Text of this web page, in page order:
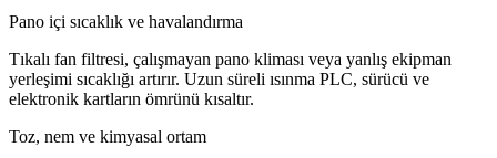
Pano içi sıcaklık ve havalandırma
Tıkalı fan filtresi, çalışmayan pano kliması veya yanlış ekipman
yerleşimi sıcaklığı artırır. Uzun süreli ısınma PLC, sürücü ve
elektronik kartların ömrünü kısaltır.
Toz, nem ve kimyasal ortam